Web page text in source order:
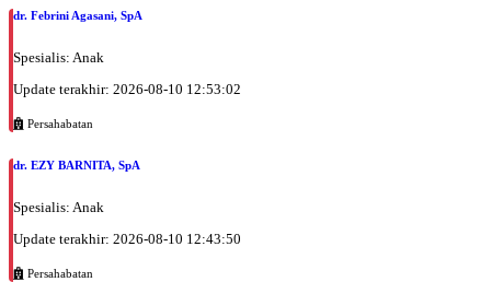
dr. Febrini Agasani, SpA
Spesialis: Anak
Update terakhir: 2026-08-10 12:53:02
Persahabatan
dr. EZY BARNITA, SpA
Spesialis: Anak
Update terakhir: 2026-08-10 12:43:50
Persahabatan